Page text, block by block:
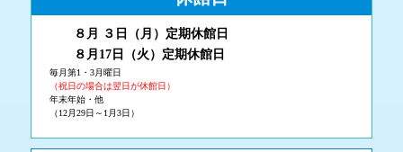
８月 ３ 日（月 ） 定期休館日
８月17日（火 ）定期休館日
毎月第1・3月曜日
（祝日の場合は翌日が休館日）
年末年始・他
（12月29日～1月3日）